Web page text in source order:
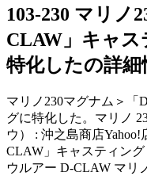
103-230 マリノ
CLAW」キャ
特化したの詳細
マリノ230マグナム＞「
グに特化した。マリノ
ウ） : 沖之島商店
CLAW」キャスティン
ウルアー D-CLAW マリ